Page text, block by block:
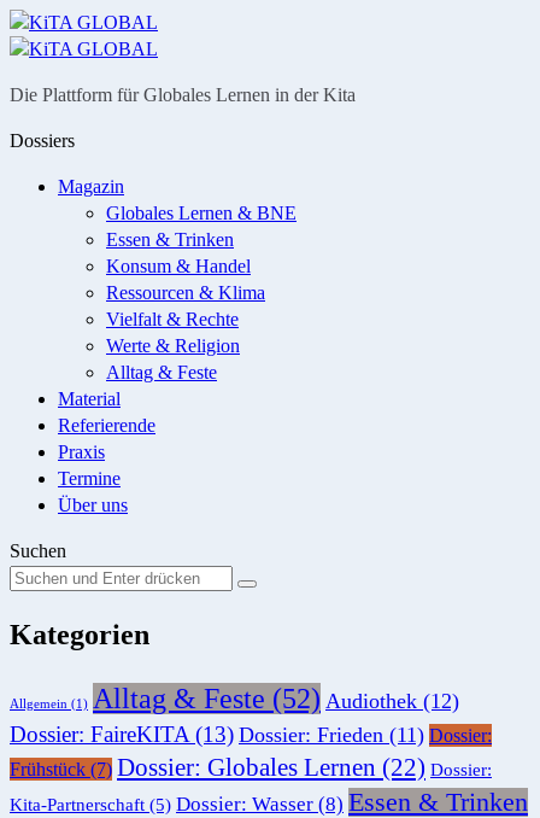
Menü
Suche
Die Plattform für Globales Lernen in der Kita
Dossiers
Magazin
Globales Lernen & BNE
Essen & Trinken
Konsum & Handel
Ressourcen & Klima
Vielfalt & Rechte
Werte & Religion
Alltag & Feste
Material
Referierende
Praxis
Termine
Über uns
Suchen
Suchen
nach:
Suche
Kategorien
Allgemein (1) Alltag & Feste (52) Audiothek (12)
Dossier: FaireKITA (13) Dossier: Frieden (11) Dossier:
Frühstück (7) Dossier: Globales Lernen (22) Dossier:
Kita-Partnerschaft (5) Dossier: Wasser (8) Essen & Trinken